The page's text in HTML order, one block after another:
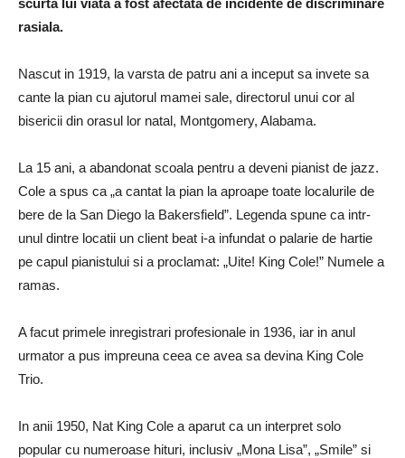
scurta lui viata a fost afectata de incidente de discriminare
rasiala.
Nascut in 1919, la varsta de patru ani a inceput sa invete sa
cante la pian cu ajutorul mamei sale, directorul unui cor al
bisericii din orasul lor natal, Montgomery, Alabama.
La 15 ani, a abandonat scoala pentru a deveni pianist de jazz.
Cole a spus ca „a cantat la pian la aproape toate localurile de
bere de la San Diego la Bakersfield”. Legenda spune ca intr-
unul dintre locatii un client beat i-a infundat o palarie de hartie
pe capul pianistului si a proclamat: „Uite! King Cole!” Numele a
ramas.
A facut primele inregistrari profesionale in 1936, iar in anul
urmator a pus impreuna ceea ce avea sa devina King Cole
Trio.
In anii 1950, Nat King Cole a aparut ca un interpret solo
popular cu numeroase hituri, inclusiv „Mona Lisa”, „Smile” si